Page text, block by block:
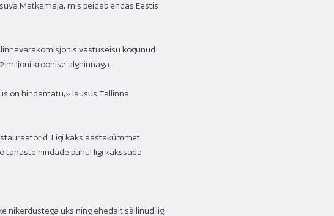
Matkamaja, mis peidab endas Eestis
vastuseisu kogunud
miljoni kroonise alghinnaga.
on hindamatu,» lausus Tallinna
Ligi kaks aastakümmet
hindade puhul ligi kakssada
nikerdustega uks ning ehedalt säilinud ligi